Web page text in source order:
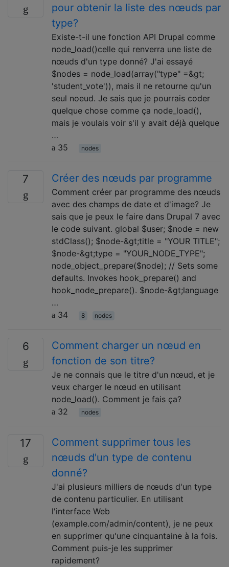
pour obtenir la liste des nœuds par
type?
Existe-t-il une fonction API Drupal comme
node_load()celle qui renverra une liste de
nœuds d'un type donné? J'ai essayé
$nodes = node_load(array("type" =&gt;
'student_vote')), mais il ne retourne qu'un
seul noeud. Je sais que je pourrais coder
quelque chose comme ça node_load(),
mais je voulais voir s'il y avait déjà quelque
…
35
nodes
7 Créer des nœuds par programme
Comment créer par programme des nœuds
avec des champs de date et d'image? Je
sais que je peux le faire dans Drupal 7 avec
le code suivant. global $user; $node = new
stdClass(); $node-&gt;title = "YOUR TITLE";
$node-&gt;type = "YOUR_NODE_TYPE";
node_object_prepare($node); // Sets some
defaults. Invokes hook_prepare() and
hook_node_prepare(). $node-&gt;language
…
34
8 nodes
6
Comment charger un nœud en
fonction de son titre?
Je ne connais que le titre d'un nœud, et je
veux charger le nœud en utilisant
node_load(). Comment je fais ça?
32
nodes
17
Comment supprimer tous les
nœuds d'un type de contenu
donné?
J'ai plusieurs milliers de nœuds d'un type
de contenu particulier. En utilisant
l'interface Web
(example.com/admin/content), je ne peux
en supprimer qu'une cinquantaine à la fois.
Comment puis-je les supprimer
rapidement?